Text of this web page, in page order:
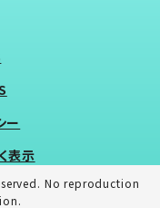
ー
表示
No reproduction